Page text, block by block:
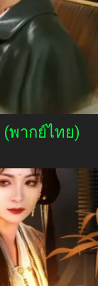
(พากย์ไทย)